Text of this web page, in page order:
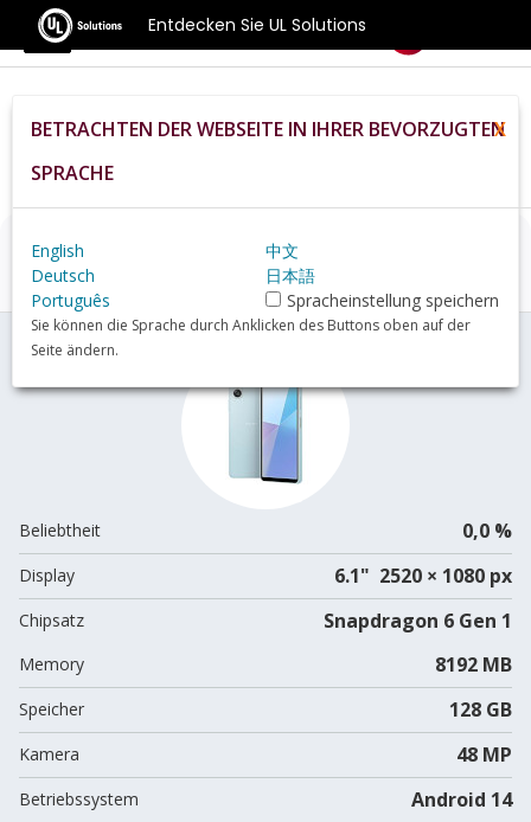
Entdecken Sie UL Solutions
Benchmarks
Home De Hardware
Phone
Sony+Xperia+10+VI+review
Sony Xperia 10 VI
Beliebtheit 0,0 %
Display 6.1" 2520 × 1080 px
Chipsatz Snapdragon 6 Gen 1
Memory 8192 MB
Speicher 128 GB
Kamera 48 MP
Betriebssystem Android 14
BETRACHTEN DER WEBSEITE IN IHRER BEVORZUGTEN
SPRACHE
X
English
中文
Deutsch
日本語
Português
Spracheinstellung speichern
Sie können die Sprache durch Anklicken des Buttons oben auf der
Seite ändern.